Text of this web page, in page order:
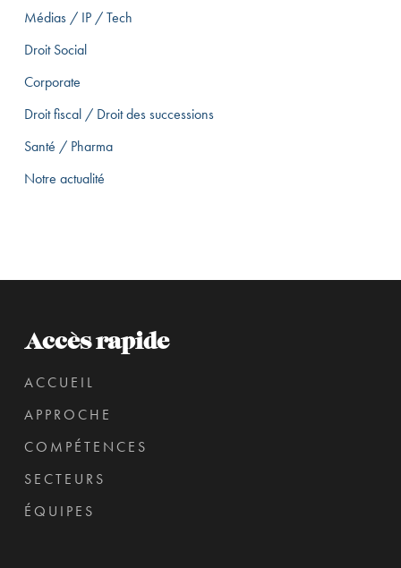
Médias / IP / Tech
Droit Social
Corporate
Droit fiscal / Droit des successions
Santé / Pharma
Notre actualité
Accès rapide
ACCUEIL
APPROCHE
COMPÉTENCES
SECTEURS
ÉQUIPES